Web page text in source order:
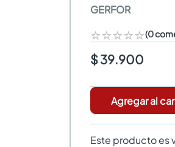
GERFOR
☆☆☆☆☆(0
$ 39.900
Agregar al
Este producto es